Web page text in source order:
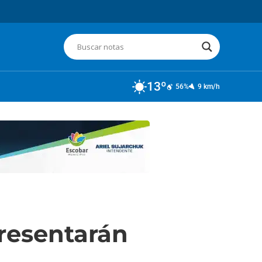
13º 56% 9 km/h